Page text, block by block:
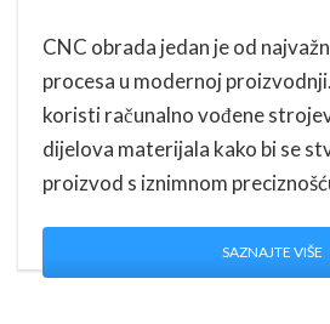
CNC obrada jedan je od
procesa u modernoj
koristi računalno vođene
dijelova materijala kako bi se
proizvod s iznimnom
SAZNAJTE VIŠE